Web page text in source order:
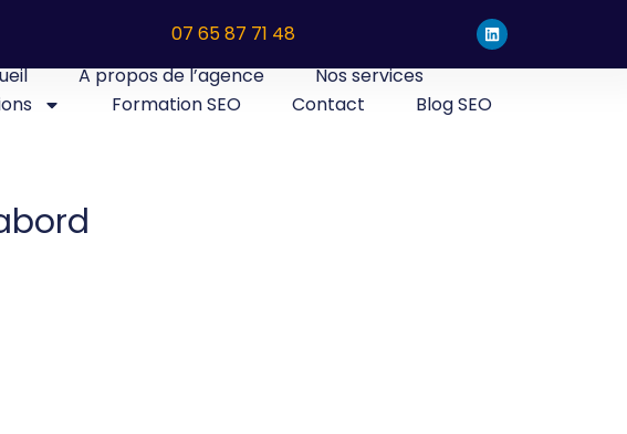
07 65 87 71 48
A propos de l’agence
Nos services
Formation SEO Contact Blog SEO